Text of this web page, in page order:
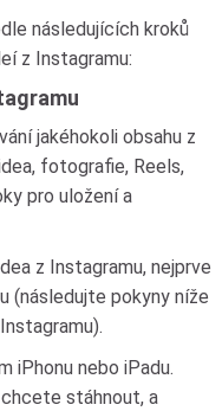
následujících kroků
z Instagramu:
jakéhokoli obsahu z
fotografie, Reels,
pro uložení a
z Instagramu, nejprve
(následujte pokyny níže
iPhonu nebo iPadu.
stáhnout, a